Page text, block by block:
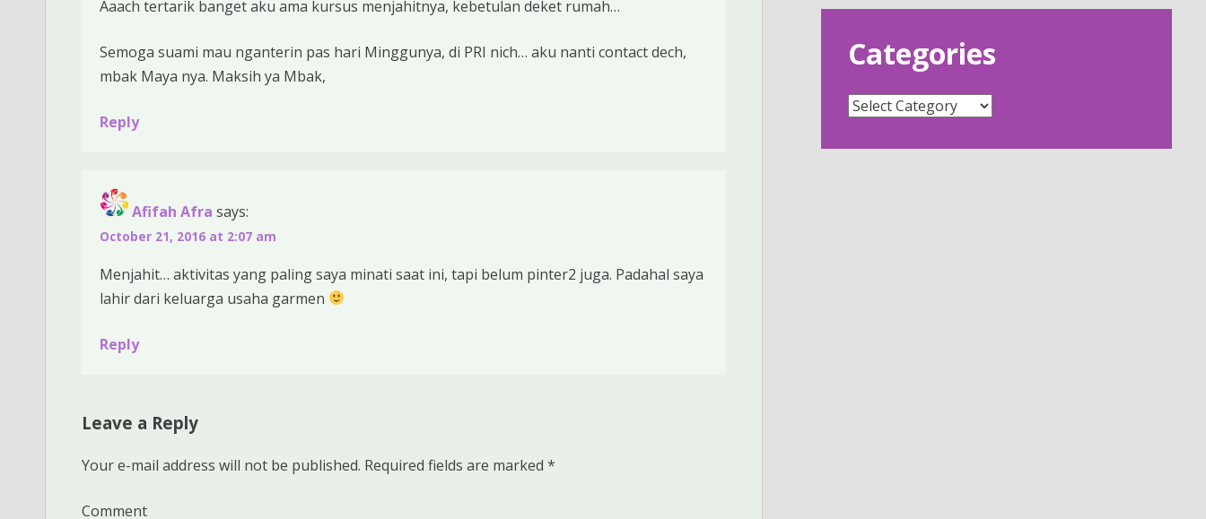
Aaach tertarik banget aku ama kursus menjahitnya, kebetulan deket rumah…
Semoga suami mau nganterin pas hari Minggunya, di PRI nich… aku nanti contact dech,
mbak Maya nya. Maksih ya Mbak,
Reply
Afifah Afra says:
October 21, 2016 at 2:07 am
Menjahit… aktivitas yang paling saya minati saat ini, tapi belum pinter2 juga. Padahal saya
lahir dari keluarga usaha garmen
Reply
Leave a Reply
Your e-mail address will not be published. Required fields are marked *
Comment
Categories
Categories